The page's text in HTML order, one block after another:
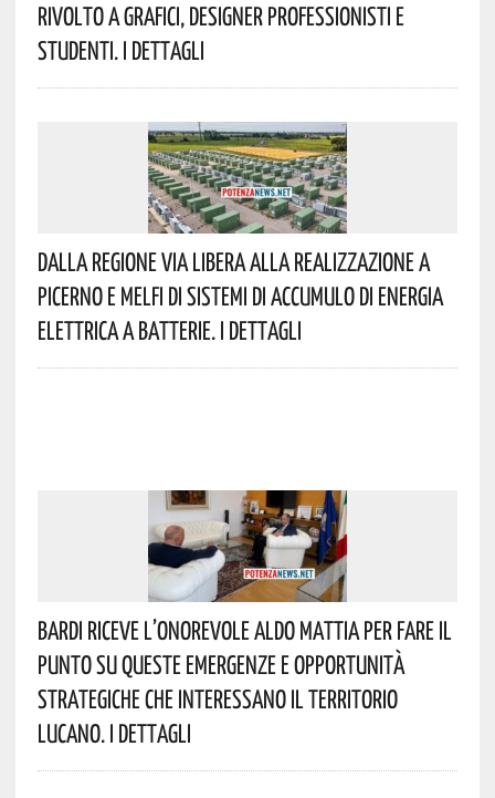
Rivolto A Grafici, Designer Professionisti E
Studenti. I Dettagli
Dalla Regione Via Libera Alla Realizzazione A
Picerno E Melfi Di Sistemi Di Accumulo Di Energia
Elettrica A Batterie. I Dettagli
Bardi Riceve L’onorevole Aldo Mattia Per Fare Il
Punto Su Queste Emergenze E Opportunità
Strategiche Che Interessano Il Territorio
Lucano. I Dettagli